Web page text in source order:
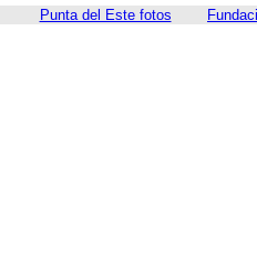
Punta del Este fotos